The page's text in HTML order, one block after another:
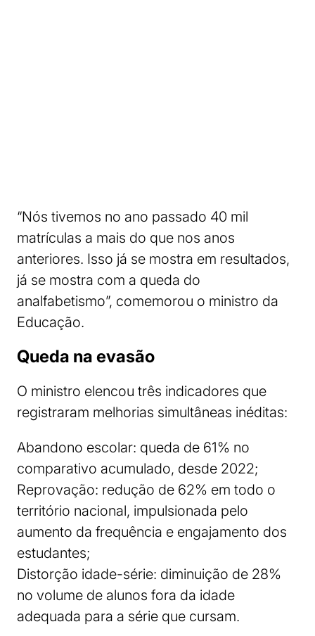
“Nós tivemos no ano passado 40 mil
matrículas a mais do que nos anos
anteriores. Isso já se mostra em resultados,
já se mostra com a queda do
analfabetismo”, comemorou o ministro da
Educação.
Queda na evasão
O ministro elencou três indicadores que
registraram melhorias simultâneas inéditas:
Abandono escolar: queda de 61% no
comparativo acumulado, desde 2022;
Reprovação: redução de 62% em todo o
território nacional, impulsionada pelo
aumento da frequência e engajamento dos
estudantes;
Distorção idade-série: diminuição de 28%
no volume de alunos fora da idade
adequada para a série que cursam.